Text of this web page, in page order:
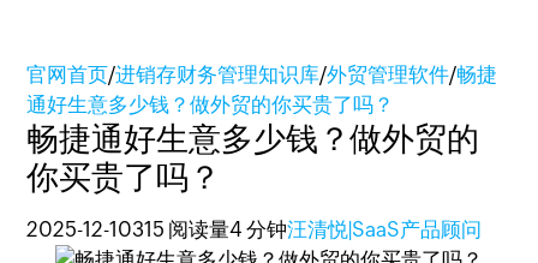
官网首页/进销存财务管理知识库/外贸管理软件/畅捷
通好生意多少钱？做外贸的你买贵了吗？
畅捷通好生意多少钱？做外贸的
你买贵了吗？
2025-12-10315 阅读量4 分钟汪清悦|SaaS产品顾问